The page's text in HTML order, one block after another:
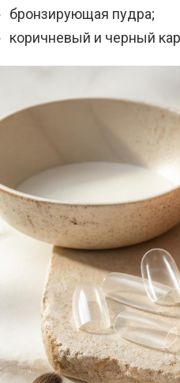
бронзирующая пудра;
коричневый и черный